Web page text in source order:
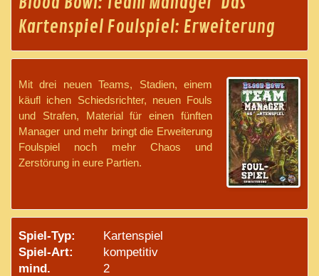
Kartenspiel Foulspiel: Erweiterung
Mit drei neuen Teams, Stadien, einem
käufl ichen Schiedsrichter, neuen Fouls
und Strafen, Material für einen fünften
Manager und mehr bringt die Erweiterung
Foulspiel noch mehr Chaos und
Zerstörung in eure Partien.
Spiel-Typ:
Kartenspiel
Spiel-Art:
kompetitiv
mind.
2